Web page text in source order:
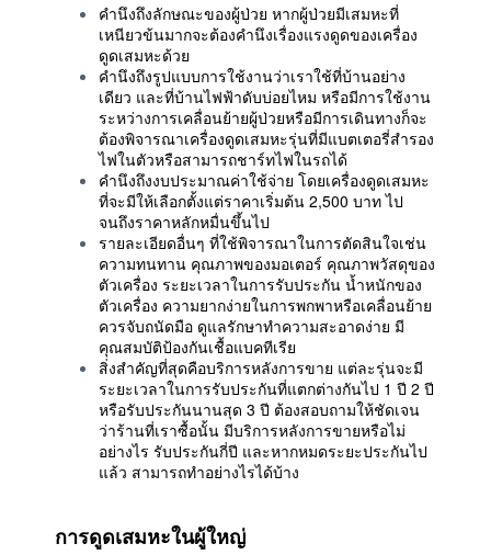
คำนึงถึงลักษณะของผู้ป่วย หากผู้ป่วยมีเสมหะที่
เหนียวข้นมากจะต้องคำนึงเรื่องแรงดูดของเครื่อง
ดูดเสมหะด้วย
คำนึงถึงรูปแบบการใช้งานว่าเราใช้ที่บ้านอย่าง
เดียว และที่บ้านไฟฟ้าดับบ่อยไหม หรือมีการใช้งาน
ระหว่างการเคลื่อนย้ายผู้ป่วยหรือมีการเดินทางก็จะ
ต้องพิจารณาเครื่องดูดเสมหะรุ่นที่มีแบตเตอรี่สำรอง
ไฟในตัวหรือสามารถชาร์ทไฟในรถได้
คำนึงถึงงบประมาณค่าใช้จ่าย โดยเครื่องดูดเสมหะ
ที่จะมีให้เลือกตั้งแต่ราคาเริ่มต้น 2,500 บาท ไป
จนถึงราคาหลักหมื่นขึ้นไป
รายละเอียดอื่นๆ ที่ใช้พิจารณาในการตัดสินใจเช่น
ความทนทาน คุณภาพของมอเตอร์ คุณภาพวัสดุของ
ตัวเครื่อง ระยะเวลาในการรับประกัน น้ำหนักของ
ตัวเครื่อง ความยากง่ายในการพกพาหรือเคลื่อนย้าย
ควรจับถนัดมือ ดูแลรักษาทำความสะอาดง่าย มี
คุณสมบัติป้องกันเชื้อแบคทีเรีย
สิ่งสำคัญที่สุดคือบริการหลังการขาย แต่ละรุ่นจะมี
ระยะเวลาในการรับประกันที่แตกต่างกันไป 1 ปี 2 ปี
หรือรับประกันนานสุด 3 ปี ต้องสอบถามให้ชัดเจน
ว่าร้านที่เราซื้อนั้น มีบริการหลังการขายหรือไม่
อย่างไร รับประกันกี่ปี และหากหมดระยะประกันไป
แล้ว สามารถทำอย่างไรได้บ้าง
การดูดเสมหะในผู้ใหญ่